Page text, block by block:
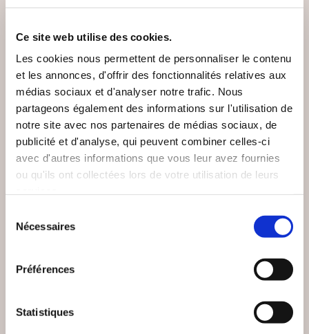
Ce site web utilise des cookies.
Les cookies nous permettent de personnaliser le contenu
et les annonces, d'offrir des fonctionnalités relatives aux
médias sociaux et d'analyser notre trafic. Nous
partageons également des informations sur l'utilisation de
notre site avec nos partenaires de médias sociaux, de
publicité et d'analyse, qui peuvent combiner celles-ci
avec d'autres informations que vous leur avez fournies
ou qu'ils ont collectées lors de votre utilisation de leurs
Nécessaires
Préférences
Statistiques
(0 avis)
Elodie THOURY